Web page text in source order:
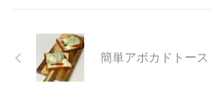
簡単アボカドトース